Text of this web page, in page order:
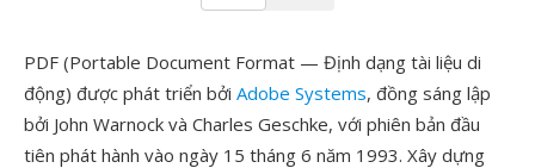
PDF (Portable Document Format — Định dạng tài liệu di
động) được phát triển bởi Adobe Systems, đồng sáng lập
bởi John Warnock và Charles Geschke, với phiên bản đầu
tiên phát hành vào ngày 15 tháng 6 năm 1993. Xây dựng